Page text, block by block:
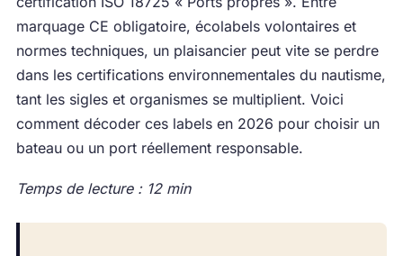
marquage CE obligatoire, écolabels volontaires et
normes techniques, un plaisancier peut vite se perdre
dans les certifications environnementales du nautisme,
tant les sigles et organismes se multiplient. Voici
comment décoder ces labels en 2026 pour choisir un
bateau ou un port réellement responsable.
Temps de lecture : 12 min